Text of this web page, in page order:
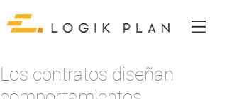
Los contratos diseñan